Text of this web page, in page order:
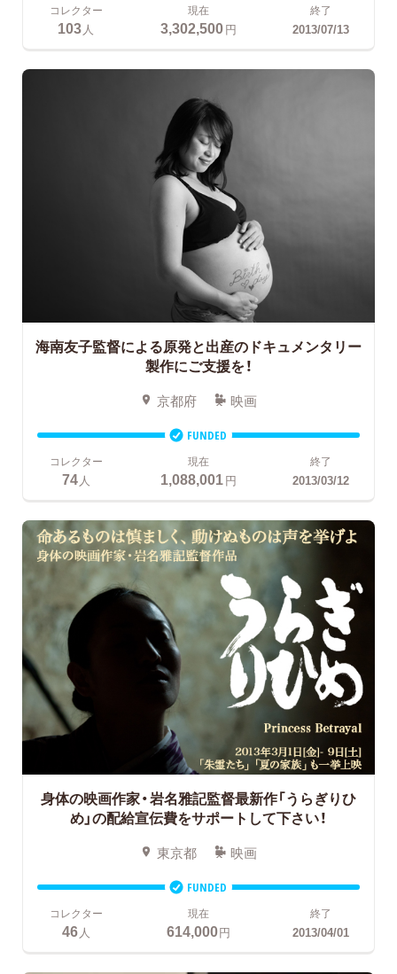
コレクター
103人
現在
3,302,500円
終了
2013/07/13
海南友子監督による原発と出産のドキュメンタリー
製作にご支援を！
京都府 映画
FUNDED
コレクター
74人
現在
1,088,001円
終了
2013/03/12
身体の映画作家・岩名雅記監督最新作「うらぎりひ
め」の配給宣伝費をサポートして下さい！
東京都 映画
FUNDED
コレクター
46人
現在
614,000円
終了
2013/04/01